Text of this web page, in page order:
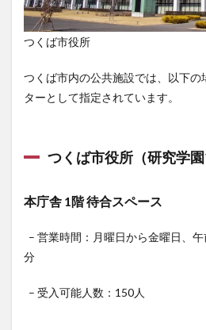
つくば市役所
つくば市内の公共施設では、以下
ターとして指定されています。
つくば市役所（研究学園
本庁舎 1階 待合スペース
– 営業時間：月曜日から金曜日、
分
– 受入可能人数：150人